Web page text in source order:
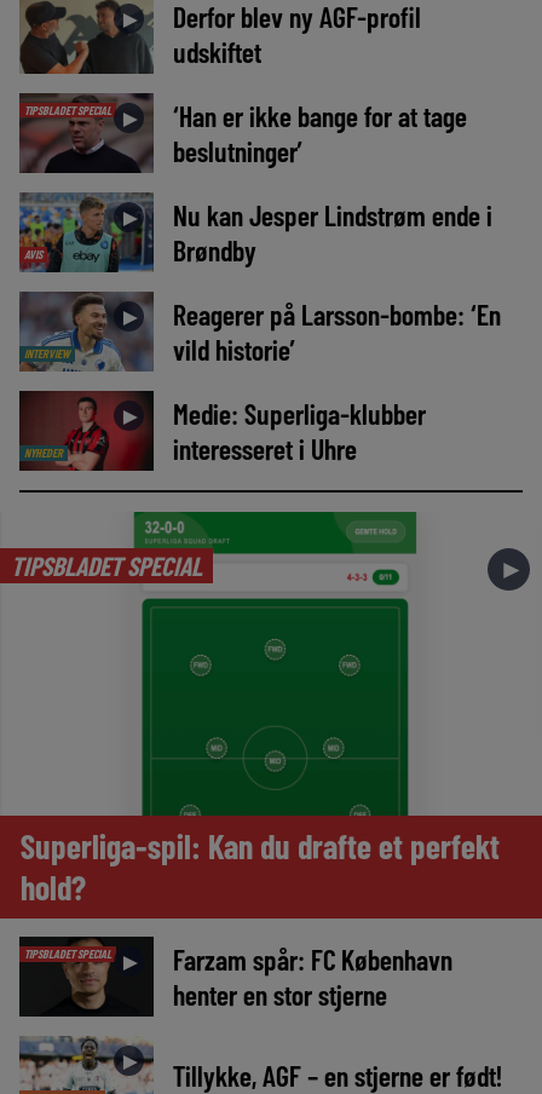
►
Derfor blev ny AGF-profil
udskiftet
TIPSBLADET SPECIAL ►
‘Han er ikke bange for at tage
beslutninger’
AVIS
►
Nu kan Jesper Lindstrøm ende i
Brøndby
INTERVIEW
►
Reagerer på Larsson-bombe: ‘En
vild historie’
NYHEDER
►
Medie: Superliga-klubber
interesseret i Uhre
TIPSBLADET SPECIAL ►
Superliga-spil: Kan du drafte et perfekt
hold?
TIPSBLADET SPECIAL ►
Farzam spår: FC København
henter en stor stjerne
► Tillykke, AGF – en stjerne er født!